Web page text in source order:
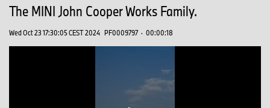
The MINI John Cooper Works Family.
Wed Oct 23 17:30:05 CEST 2024 PF0009797 · 00:00:18